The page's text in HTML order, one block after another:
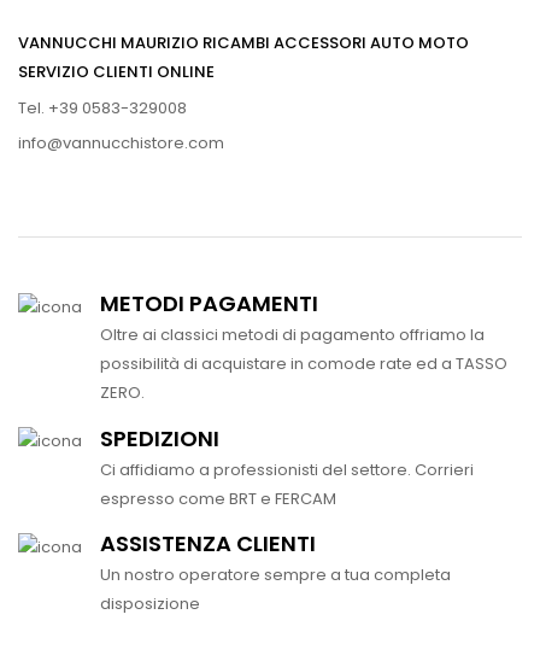
VANNUCCHI MAURIZIO RICAMBI ACCESSORI AUTO MOTO
SERVIZIO CLIENTI ONLINE
Tel. +39 0583-329008
info@vannucchistore.com
METODI PAGAMENTI
Oltre ai classici metodi di pagamento offriamo la
possibilità di acquistare in comode rate ed a TASSO
ZERO.
SPEDIZIONI
Ci affidiamo a professionisti del settore. Corrieri
espresso come BRT e FERCAM
ASSISTENZA CLIENTI
Un nostro operatore sempre a tua completa
disposizione